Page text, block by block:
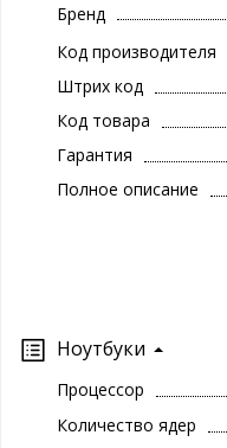
Бренд
Код производителя
Штрих код
Код товара
Гарантия
Полное описание
Ноутбуки
Процессор
Количество ядер